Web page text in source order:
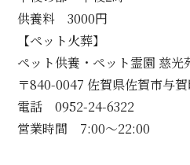
供養料 3000円
【ペット火葬】
ペット供養・ペット霊園 慈光
〒840-0047 佐賀県佐賀市与賀
電話 0952-24-6322
営業時間 7:00～22:00